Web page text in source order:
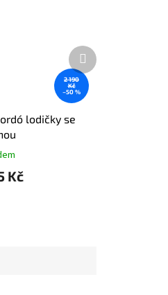
2 190
Kč
–50 %
lodičky se
Kč
Další
produkt